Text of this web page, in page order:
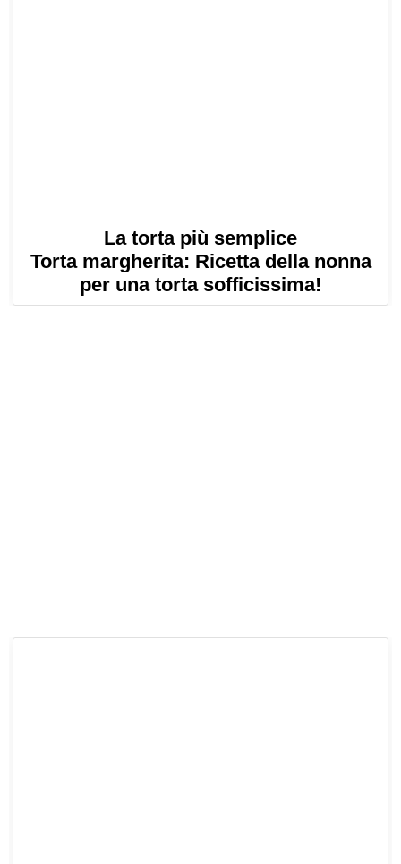
La torta più semplice
Torta margherita: Ricetta della nonna
per una torta sofficissima!